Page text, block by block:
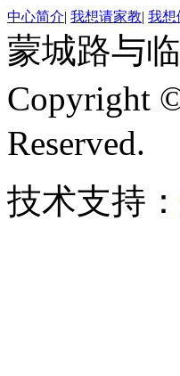
中心简介| 我想请家教| 我想
蒙城路与
Copyright
Reserved.
技术支持：